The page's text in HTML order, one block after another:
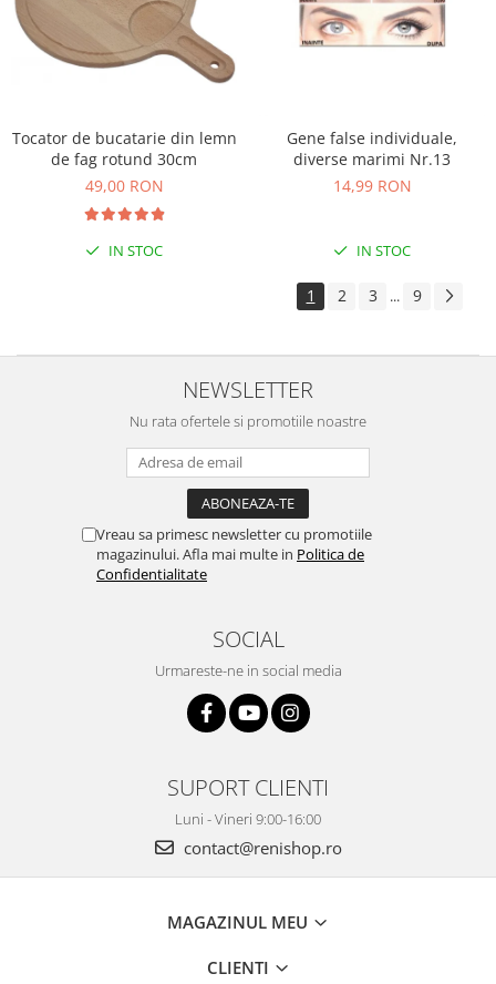
Tocator de bucatarie din lemn
de fag rotund 30cm
49,00 RON
IN STOC
Gene false individuale,
diverse marimi Nr.13
14,99 RON
IN STOC
1 2 3 ... 9
NEWSLETTER
Nu rata ofertele si promotiile noastre
Vreau sa primesc newsletter cu promotiile
magazinului. Afla mai multe in Politica de
Confidentialitate
SOCIAL
Urmareste-ne in social media
SUPORT CLIENTI
Luni - Vineri 9:00-16:00
contact@renishop.ro
MAGAZINUL MEU
CLIENTI